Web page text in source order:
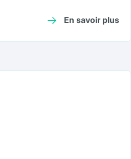
En savoir plus